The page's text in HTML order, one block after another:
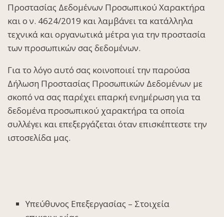
Προστασίας Δεδομένων Προσωπικού Χαρακτήρα
και ο ν. 4624/2019 και λαμβάνει τα κατάλληλα
τεχνικά και οργανωτικά μέτρα για την προστασία
των προσωπικών σας δεδομένων.
Για το λόγο αυτό σας κοινοποιεί την παρούσα
Δήλωση Προστασίας Προσωπικών Δεδομένων με
σκοπό να σας παρέχει επαρκή ενημέρωση για τα
δεδομένα προσωπικού χαρακτήρα τα οποία
συλλέγει και επεξεργάζεται όταν επισκέπτεστε την
ιστοσελίδα μας.
Υπεύθυνος Επεξεργασίας – Στοιχεία